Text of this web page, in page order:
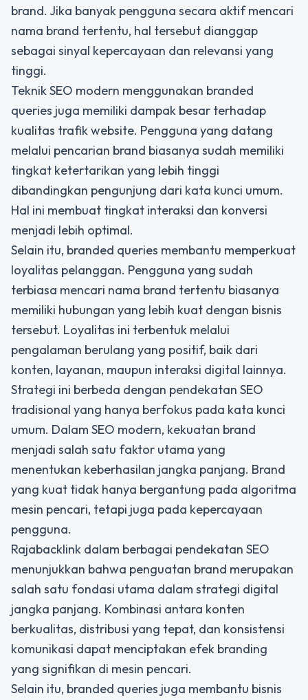
brand. Jika banyak pengguna secara aktif mencari
nama brand tertentu, hal tersebut dianggap
sebagai sinyal kepercayaan dan relevansi yang
tinggi.
Teknik SEO modern menggunakan branded
queries juga memiliki dampak besar terhadap
kualitas trafik website. Pengguna yang datang
melalui pencarian brand biasanya sudah memiliki
tingkat ketertarikan yang lebih tinggi
dibandingkan pengunjung dari kata kunci umum.
Hal ini membuat tingkat interaksi dan konversi
menjadi lebih optimal.
Selain itu, branded queries membantu memperkuat
loyalitas pelanggan. Pengguna yang sudah
terbiasa mencari nama brand tertentu biasanya
memiliki hubungan yang lebih kuat dengan bisnis
tersebut. Loyalitas ini terbentuk melalui
pengalaman berulang yang positif, baik dari
konten, layanan, maupun interaksi digital lainnya.
Strategi ini berbeda dengan pendekatan SEO
tradisional yang hanya berfokus pada kata kunci
umum. Dalam SEO modern, kekuatan brand
menjadi salah satu faktor utama yang
menentukan keberhasilan jangka panjang. Brand
yang kuat tidak hanya bergantung pada algoritma
mesin pencari, tetapi juga pada kepercayaan
pengguna.
Rajabacklink dalam berbagai pendekatan SEO
menunjukkan bahwa penguatan brand merupakan
salah satu fondasi utama dalam strategi digital
jangka panjang. Kombinasi antara konten
berkualitas, distribusi yang tepat, dan konsistensi
komunikasi dapat menciptakan efek branding
yang signifikan di mesin pencari.
Selain itu, branded queries juga membantu bisnis